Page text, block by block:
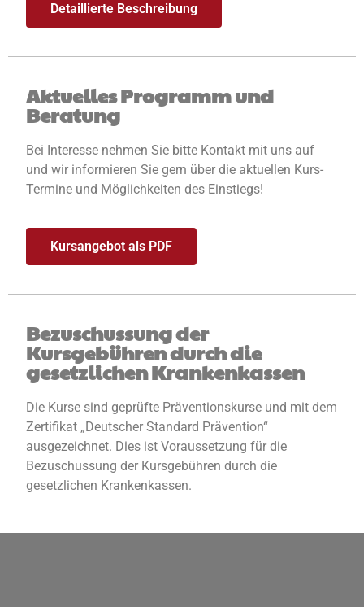
Detaillierte Beschreibung
Aktuelles Programm und
Beratung
Bei Interesse nehmen Sie bitte Kontakt mit uns auf
und wir informieren Sie gern über die aktuellen Kurs-
Termine und Möglichkeiten des Einstiegs!
Kursangebot als PDF
Bezuschussung der
Kursgebühren durch die
gesetzlichen Krankenkassen
Die Kurse sind geprüfte Präventionskurse und mit dem
Zertifikat „Deutscher Standard Prävention“
ausgezeichnet. Dies ist Voraussetzung für die
Bezuschussung der Kursgebühren durch die
gesetzlichen Krankenkassen.